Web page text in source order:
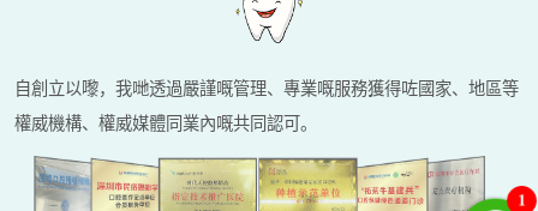
自創立以嚟，我哋透過嚴謹嘅管理、專業嘅服務獲得咗國家、地區等
權威機構、權威媒體同業內嘅共同認可。
1